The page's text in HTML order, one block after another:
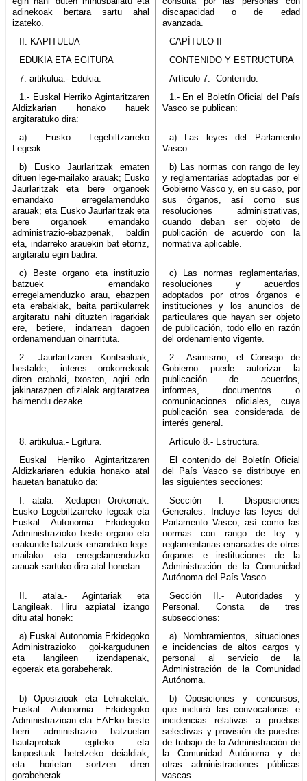
adinekoak bertara sartu ahal
izateko.
discapacidad o de edad
avanzada.
II. KAPITULUA
CAPÍTULO II
EDUKIA ETA EGITURA
CONTENIDO Y ESTRUCTURA
7. artikulua.- Edukia.
Artículo 7.- Contenido.
1.- Euskal Herriko Agintaritzaren
Aldizkarian honako hauek
argitaratuko dira:
1.- En el Boletín Oficial del País
Vasco se publican:
a) Eusko Legebiltzarreko
Legeak.
a) Las leyes del Parlamento
Vasco.
b) Eusko Jaurlaritzak ematen
dituen lege-mailako arauak; Eusko
Jaurlaritzak eta bere organoek
emandako erregelamenduko
arauak; eta Eusko Jaurlaritzak eta
bere organoek emandako
administrazio-ebazpenak, baldin
eta, indarreko arauekin bat etorriz,
argitaratu egin badira.
b) Las normas con rango de ley
y reglamentarias adoptadas por el
Gobierno Vasco y, en su caso, por
sus órganos, así como sus
resoluciones administrativas,
cuando deban ser objeto de
publicación de acuerdo con la
normativa aplicable.
c) Beste organo eta instituzio
batzuek emandako
erregelamenduzko arau, ebazpen
eta erabakiak, baita partikularrek
argitaratu nahi dituzten iragarkiak
ere, betiere, indarrean dagoen
ordenamenduan oinarrituta.
c) Las normas reglamentarias,
resoluciones y acuerdos
adoptados por otros órganos e
instituciones y los anuncios de
particulares que hayan ser objeto
de publicación, todo ello en razón
del ordenamiento vigente.
2.- Jaurlaritzaren Kontseiluak,
bestalde, interes orokorrekoak
diren erabaki, txosten, agiri edo
jakinarazpen ofizialak argitaratzea
baimendu dezake.
2.- Asimismo, el Consejo de
Gobierno puede autorizar la
publicación de acuerdos,
informes, documentos o
comunicaciones oficiales, cuya
publicación sea considerada de
interés general.
8. artikulua.- Egitura.
Artículo 8.- Estructura.
Euskal Herriko Agintaritzaren
Aldizkariaren edukia honako atal
hauetan banatuko da:
El contenido del Boletín Oficial
del País Vasco se distribuye en
las siguientes secciones:
I. atala.- Xedapen Orokorrak.
Eusko Legebiltzarreko legeak eta
Euskal Autonomia Erkidegoko
Administrazioko beste organo eta
erakunde batzuek emandako lege-
mailako eta erregelamenduzko
arauak sartuko dira atal honetan.
Sección I.- Disposiciones
Generales. Incluye las leyes del
Parlamento Vasco, así como las
normas con rango de ley y
reglamentarias emanadas de otros
órganos e instituciones de la
Administración de la Comunidad
Autónoma del País Vasco.
II. atala.- Agintariak eta
Langileak. Hiru azpiatal izango
ditu atal honek:
Sección II.- Autoridades y
Personal. Consta de tres
subsecciones:
a) Euskal Autonomia Erkidegoko
Administrazioko goi-kargudunen
eta langileen izendapenak,
egoerak eta gorabeherak.
a) Nombramientos, situaciones
e incidencias de altos cargos y
personal al servicio de la
Administración de la Comunidad
Autónoma.
b) Oposizioak eta Lehiaketak:
Euskal Autonomia Erkidegoko
Administrazioan eta EAEko beste
herri administrazio batzuetan
hautaprobak egiteko eta
lanpostuak betetzeko deialdiak,
eta horietan sortzen diren
gorabeherak.
b) Oposiciones y concursos,
que incluirá las convocatorias e
incidencias relativas a pruebas
selectivas y provisión de puestos
de trabajo de la Administración de
la Comunidad Autónoma y de
otras administraciones públicas
vascas.